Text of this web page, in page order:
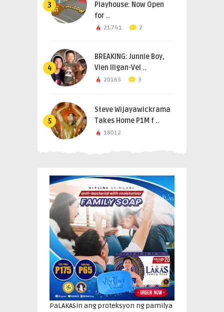
3
Playhouse: Now Open
for ..
21741 2
4
BREAKING: Junnie Boy,
Vien Iligan-Vel ..
20165 3
5
Steve Wijayawickrama
Takes Home P1M f ..
18012
PaLAKASin ang proteksyon ng pamilya